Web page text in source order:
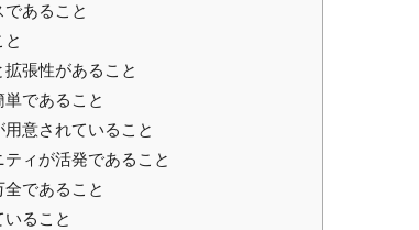
あること
張性があること
であること
意されていること
ィが活発であること
であること
ること